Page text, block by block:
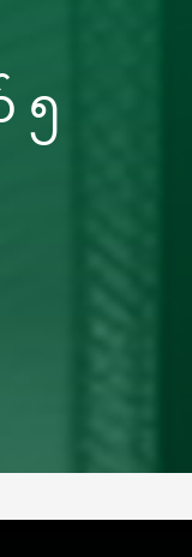
၅